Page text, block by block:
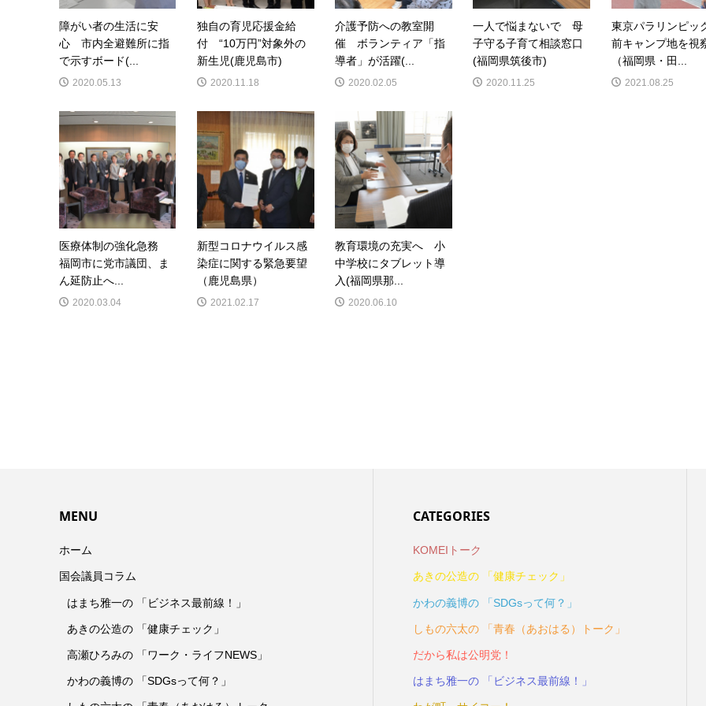
障がい者の生活に安
心 市内全避難所に指
で示すボード(...
2020.05.13
独自の育児応援金給
付 “10万円”対象外の
新生児(鹿児島市)
2020.11.18
介護予防への教室開
催 ボランティア「指
導者」が活躍(...
2020.02.05
一人で悩まないで 母
子守る子育て相談窓口
(福岡県筑後市)
2020.11.25
東京パラリンピッ
前キャンプ地を視
（福岡県・田...
2021.08.25
医療体制の強化急務
福岡市に党市議団、ま
ん延防止へ...
2020.03.04
新型コロナウイルス感
染症に関する緊急要望
（鹿児島県）
2021.02.17
教育環境の充実へ 小
中学校にタブレット導
入(福岡県那...
2020.06.10
MENU
ホーム
国会議員コラム
はまち雅一の 「ビジネス最前線！」
あきの公造の 「健康チェック」
高瀬ひろみの 「ワーク・ライフNEWS」
かわの義博の 「SDGsって何？」
CATEGORIES
KOMEIトーク
あきの公造の 「健康チェック」
かわの義博の 「SDGsって何？」
しもの六太の 「青春（あおはる）トーク」
だから私は公明党！
はまち雅一の 「ビジネス最前線！」